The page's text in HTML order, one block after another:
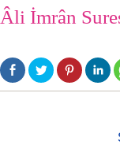
Âli İmrân